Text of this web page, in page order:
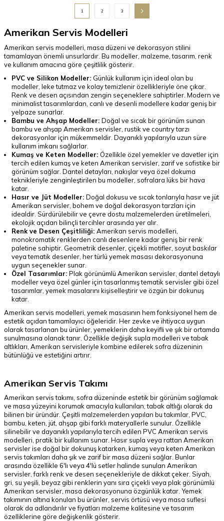
1 2 3
Amerikan Servis Modelleri
Amerikan servis modelleri, masa düzeni ve dekorasyon stilini
tamamlayan önemli unsurlardır. Bu modeller, malzeme, tasarım, renk
ve kullanım amacına göre çeşitlilik gösterir.
PVC ve Silikon Modeller: Günlük kullanım için ideal olan bu
modeller, leke tutmaz ve kolay temizlenir özellikleriyle öne çıkar.
Renk ve desen açısından zengin seçeneklere sahiptirler. Modern ve
minimalist tasarımlardan, canlı ve desenli modellere kadar geniş bir
yelpaze sunarlar.
Bambu ve Ahşap Modeller: Doğal ve sıcak bir görünüm sunan
bambu ve ahşap Amerikan servisler, rustik ve country tarzı
dekorasyonlar için mükemmeldir. Dayanıklı yapılarıyla uzun süre
kullanım imkanı sağlarlar.
Kumaş ve Keten Modeller: Özellikle özel yemekler ve davetler için
tercih edilen kumaş ve keten Amerikan servisler, zarif ve sofistike bir
görünüm sağlar. Dantel detayları, nakışlar veya özel dokuma
teknikleriyle zenginleştirilen bu modeller, sofralara lüks bir hava
katar.
Hasır ve Jüt Modeller: Doğal dokusu ve sıcak tonlarıyla hasır ve jüt
Amerikan servisler, bohem ve doğal dekorasyon tarzları için
idealdir. Sürdürülebilir ve çevre dostu malzemelerden üretilmeleri,
ekolojik açıdan bilinçli tercihler arasında yer alır.
Renk ve Desen Çeşitliliği: Amerikan servis modelleri,
monokromatik renklerden canlı desenlere kadar geniş bir renk
paletine sahiptir. Geometrik desenler, çiçekli motifler, soyut baskılar
veya tematik desenler, her türlü yemek masası dekorasyonuna
uygun seçenekler sunar.
Özel Tasarımlar: Plak görünümlü Amerikan servisler, dantel detaylı
modeller veya özel günler için tasarlanmış tematik servisler gibi özel
tasarımlar, yemek masalarını kişiselleştirir ve özgün bir dokunuş
katar.
Amerikan servis modelleri, yemek masasının hem fonksiyonel hem de
estetik açıdan tamamlayıcı öğeleridir. Her zevke ve ihtiyaca uygun
olarak tasarlanan bu ürünler, yemeklerin daha keyifli ve şık bir ortamda
sunulmasına olanak tanır. Özellikle değişik supla modelleri ve tabak
altlıkları, Amerikan servisleriyle kombine edilerek sofra düzeninin
bütünlüğü ve estetiğini artırır.
Amerikan Servis Takımı
Amerikan servis takımı, sofra düzeninde estetik bir görünüm sağlamak
ve masa yüzeyini korumak amacıyla kullanılan, tabak altlığı olarak da
bilinen bir üründür. Çeşitli malzemelerden yapılan bu takımlar, PVC,
bambu, keten, jüt, ahşap gibi farklı materyallerle sunulur. Özellikle
silinebilir ve dayanıklı yapılarıyla tercih edilen PVC Amerikan servis
modelleri, pratik bir kullanım sunar. Hasır supla veya rattan Amerikan
servisler ise doğal bir dokunuş katarken, kumaş veya keten Amerikan
servis takımları daha şık ve zarif bir masa düzeni sağlar. Bunlar
arasında özellikle 6'lı veya 4'lü setler halinde sunulan Amerikan
servisler, farklı renk ve desen seçenekleriyle de dikkat çeker. Siyah,
gri, su yeşili, beyaz gibi renklerin yanı sıra çiçekli veya plak görünümlü
Amerikan servisler, masa dekorasyonuna özgünlük katar. Yemek
takımının altına konulan bu ürünler, servis örtüsü veya masa suflesi
olarak da adlandırılır ve fiyatları malzeme kalitesine ve tasarım
özelliklerine göre değişkenlik gösterir.